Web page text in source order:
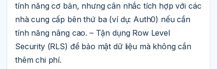
tính năng cơ bản, nhưng cân nhắc tích hợp với các
nhà cung cấp bên thứ ba (ví dụ: Auth0) nếu cần
tính năng nâng cao. – Tận dụng Row Level
Security (RLS) để bảo mật dữ liệu mà không cần
thêm chi phí.